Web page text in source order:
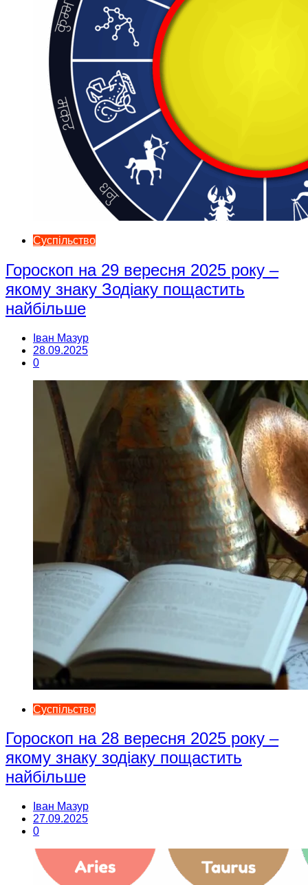
Суспільство
Гороскоп на 29 вересня 2025 року –
якому знаку Зодіаку пощастить
найбільше
Іван Мазур
28.09.2025
0
Суспільство
Гороскоп на 28 вересня 2025 року –
якому знаку зодіаку пощастить
найбільше
Іван Мазур
27.09.2025
0